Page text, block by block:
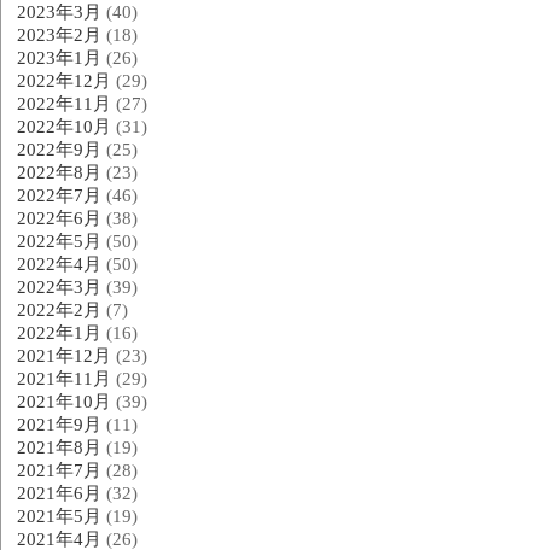
2023年3月 (40)
2023年2月 (18)
2023年1月 (26)
2022年12月 (29)
2022年11月 (27)
2022年10月 (31)
2022年9月 (25)
2022年8月 (23)
2022年7月 (46)
2022年6月 (38)
2022年5月 (50)
2022年4月 (50)
2022年3月 (39)
2022年2月 (7)
2022年1月 (16)
2021年12月 (23)
2021年11月 (29)
2021年10月 (39)
2021年9月 (11)
2021年8月 (19)
2021年7月 (28)
2021年6月 (32)
2021年5月 (19)
2021年4月 (26)